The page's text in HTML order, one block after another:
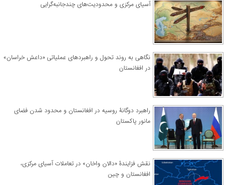
آسیای مرکزی و محدودیت‌های چندجانبه‌گرایی
نگاهی به روند تحول و راهبردهای عملیاتی «داعش خراسان»
در افغانستان
راهبرد دوگانۀ روسیه در افغانستان و محدود شدن فضای
مانور پاکستان
نقش فزایندۀ «دالان واخان» در تعاملات آسیای مرکزی،
افغانستان و چین